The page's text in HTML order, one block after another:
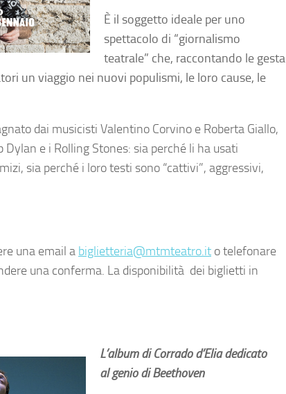
È il soggetto ideale per uno
spettacolo di “giornalismo
teatrale” che, raccontando le gesta
un viaggio nei nuovi populismi, le loro cause, le
dai musicisti Valentino Corvino e Roberta Giallo,
e i Rolling Stones: sia perché li ha usati
sia perché i loro testi sono “cattivi”, aggressivi,
una email a biglietteria@mtmteatro.it o telefonare
una conferma. La disponibilità dei biglietti in
L’album di Corrado d’Elia dedicato
al genio di Beethoven